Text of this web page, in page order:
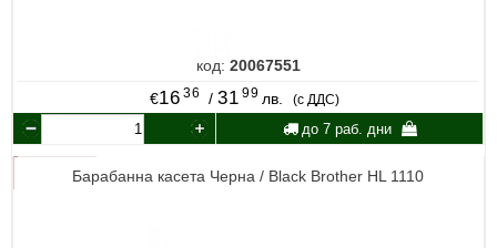
код: 20067551
€16 36 / 31 99 лв. (с ДДС)
до 7 раб. дни
Барабанна касета Черна / Black Brother HL 1110